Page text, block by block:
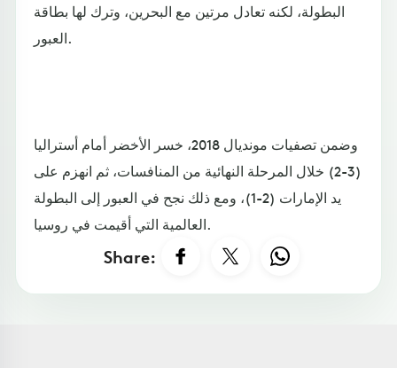
البطولة، لكنه تعادل مرتين مع البحرين، وترك لها بطاقة
العبور.
وضمن تصفيات مونديال 2018، خسر الأخضر أمام أستراليا
(3-2) خلال المرحلة النهائية من المنافسات، ثم انهزم على
يد الإمارات (2-1)، ومع ذلك نجح في العبور إلى البطولة
العالمية التي أقيمت في روسيا.
Share: